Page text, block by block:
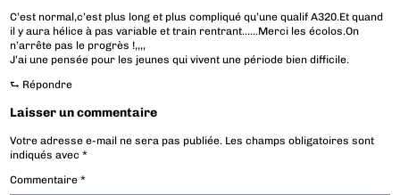
C’est normal,c’est plus long et plus compliqué qu’une qualif A320.Et quand
il y aura hélice à pas variable et train rentrant……Merci les écolos.On
n’arrête pas le progrès !,,,,
J’ai une pensée pour les jeunes qui vivent une période bien difficile.
⮑ Répondre
Laisser un commentaire
Votre adresse e-mail ne sera pas publiée. Les champs obligatoires sont
indiqués avec*
Commentaire*